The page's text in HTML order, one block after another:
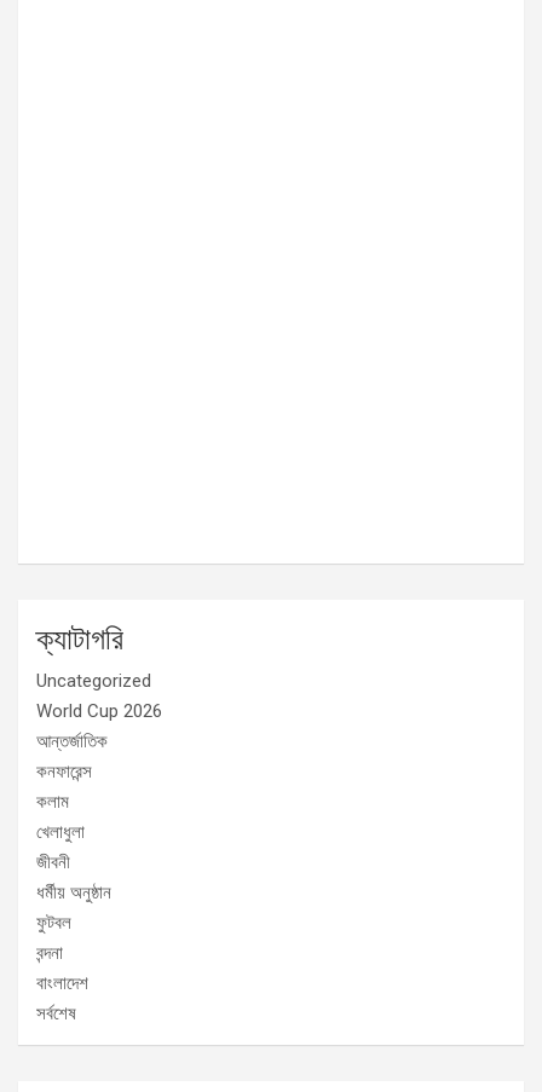
ক্যাটাগরি
Uncategorized
World Cup 2026
আন্তর্জাতিক
কনফারেন্স
কলাম
খেলাধুলা
জীবনী
ধর্মীয় অনুষ্ঠান
ফুটবল
বন্দনা
বাংলাদেশ
সর্বশেষ